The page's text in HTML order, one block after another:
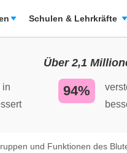
Schulen & Lehrkräfte
Über 2,1
in
94%
und Funktionen des